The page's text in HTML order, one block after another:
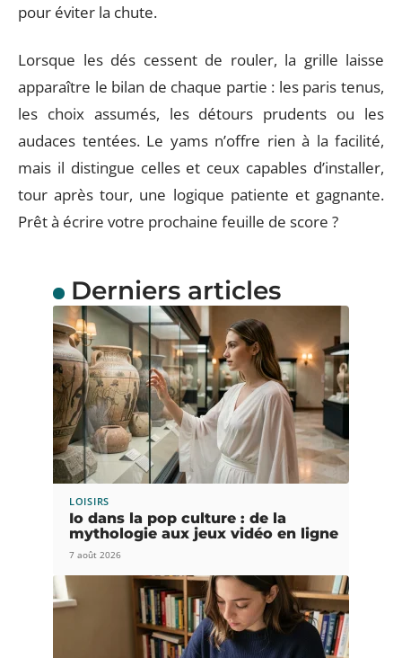
pour éviter la chute.
Lorsque les dés cessent de rouler, la grille laisse
apparaître le bilan de chaque partie : les paris tenus,
les choix assumés, les détours prudents ou les
audaces tentées. Le yams n’offre rien à la facilité,
mais il distingue celles et ceux capables d’installer,
tour après tour, une logique patiente et gagnante.
Prêt à écrire votre prochaine feuille de score ?
Derniers articles
LOISIRS
Io dans la pop culture : de la
mythologie aux jeux vidéo en ligne
7 août 2026